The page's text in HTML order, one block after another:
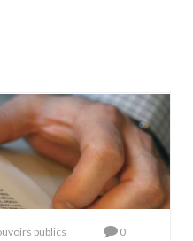
publics 0